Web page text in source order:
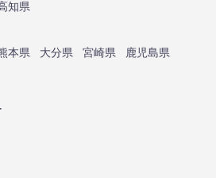
知県
本県 大分県 宮崎県
鹿児島県